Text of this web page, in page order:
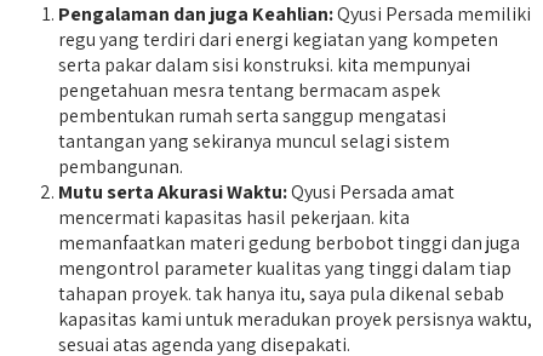
Pengalaman dan juga Keahlian:Qyusi Persada memiliki
regu yang terdiri dari energi kegiatan yang kompeten
serta pakar dalam sisi konstruksi. kita mempunyai
pengetahuan mesra tentang bermacam aspek
pembentukan rumah serta sanggup mengatasi
tantangan yang sekiranya muncul selagi sistem
pembangunan.
Mutu serta Akurasi Waktu:Qyusi Persada amat
mencermati kapasitas hasil pekerjaan. kita
memanfaatkan materi gedung berbobot tinggi dan juga
mengontrol parameter kualitas yang tinggi dalam tiap
tahapan proyek. tak hanya itu, saya pula dikenal sebab
kapasitas kami untuk meradukan proyek persisnya waktu,
sesuai atas agenda yang disepakati.